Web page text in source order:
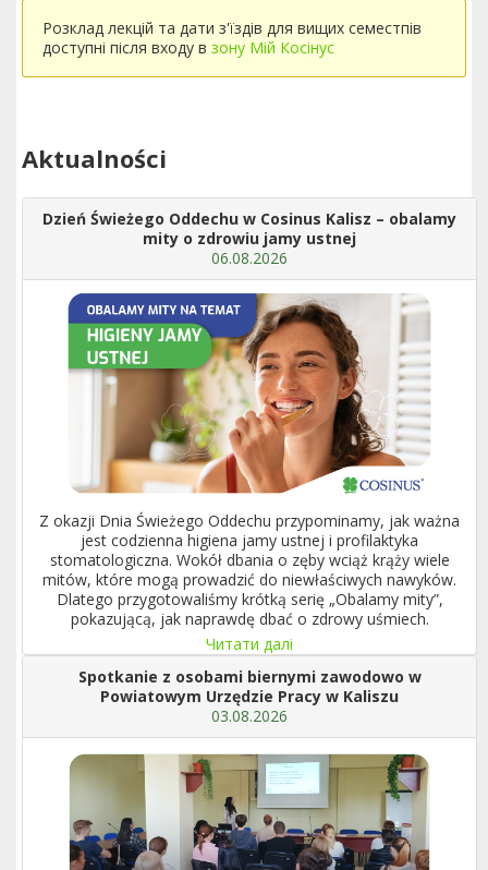
Розклад лекцій та дати з'їздів для вищих семестпів
доступні після входу в зону Мій Косінус
Aktualności
Dzień Świeżego Oddechu w Cosinus Kalisz – obalamy
mity o zdrowiu jamy ustnej
06.08.2026
Z okazji Dnia Świeżego Oddechu przypominamy, jak ważna
jest codzienna higiena jamy ustnej i profilaktyka
stomatologiczna. Wokół dbania o zęby wciąż krąży wiele
mitów, które mogą prowadzić do niewłaściwych nawyków.
Dlatego przygotowaliśmy krótką serię „Obalamy mity”,
pokazującą, jak naprawdę dbać o zdrowy uśmiech.
Читати далі
Spotkanie z osobami biernymi zawodowo w
Powiatowym Urzędzie Pracy w Kaliszu
03.08.2026